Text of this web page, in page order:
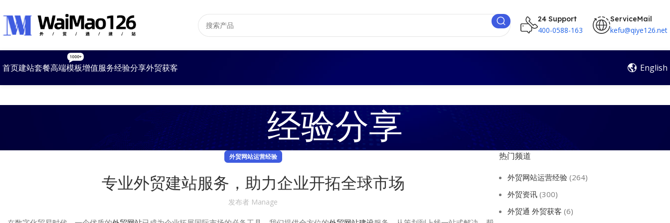
24 Support
400-0588-163
ServiceMail
kefu@qiye126.net
首页建站套餐高端模板
1000+
增值服务经验分享外贸获客 English
经验分享
外贸网站运营经验
专业外贸建站服务，助力企业开拓全球市场
发布者 Manage
热门频道
外贸网站运营经验(264)
外贸资讯(300)
外贸通 外贸获客 (6)